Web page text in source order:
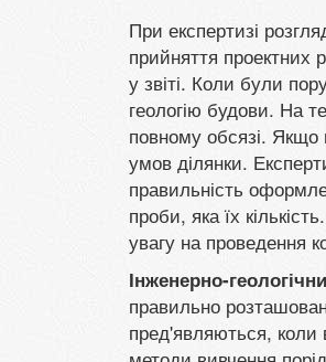
При експертизі
прийняття проектних
у звіті. Коли були
геологію будови. На
повному обсязі. Якщо
умов ділянки.
правильність
проби, яка їх
увагу на проведення
Інженерно-
правильно
пред'являються, коли